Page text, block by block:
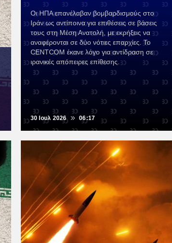
Οι ΗΠΑ επανέλαβαν βομβαρδισμούς στο
Ιράν ως αντίποινα για επιθέσεις σε βάσεις
τους στη Μέση Ανατολή, με εκρήξεις να
αναφέρονται σε δύο νότιες επαρχίες. Το
CENTCOM έκανε λόγο για αντίδραση σε
ιρανικές απόπειρες επίθεσης.
30 Ιουλ 2026 06:17